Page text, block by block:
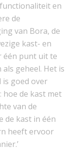
en
de
van Bora, de
kast- en
één punt uit te
geheel. Het is
goed over
hoe de kast met
van de
de kast in één
heeft ervoor